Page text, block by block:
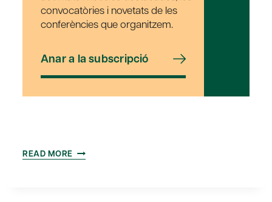
convocatòries i novetats de les
conferències que organitzem.
Anar a la subscripció
READ MORE NO